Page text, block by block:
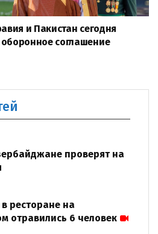
и Пакистан сегодня
соглашение
проверят на
ресторане на
отравились 6 человек